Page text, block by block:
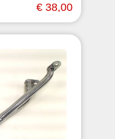
€ 38,00